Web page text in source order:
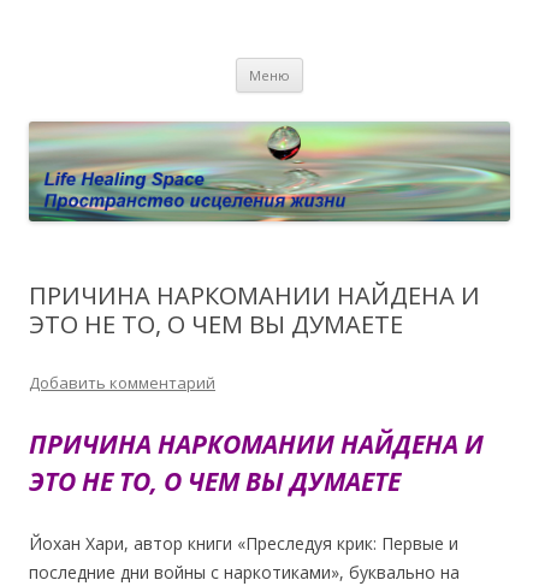
Личный сайт Елены Барымовой
исцелении воспоминанием и ренкарнационике. Услуги.
Меню
ПРИЧИНА НАРКОМАНИИ НАЙДЕНА И
ЭТО НЕ ТО, О ЧЕМ ВЫ ДУМАЕТЕ
Добавить комментарий
ПРИЧИНА НАРКОМАНИИ НАЙДЕНА И
ЭТО НЕ ТО, О ЧЕМ ВЫ ДУМАЕТЕ
Йохан Хари, автор книги «Преследуя крик: Первые и
последние дни войны с наркотиками», буквально на